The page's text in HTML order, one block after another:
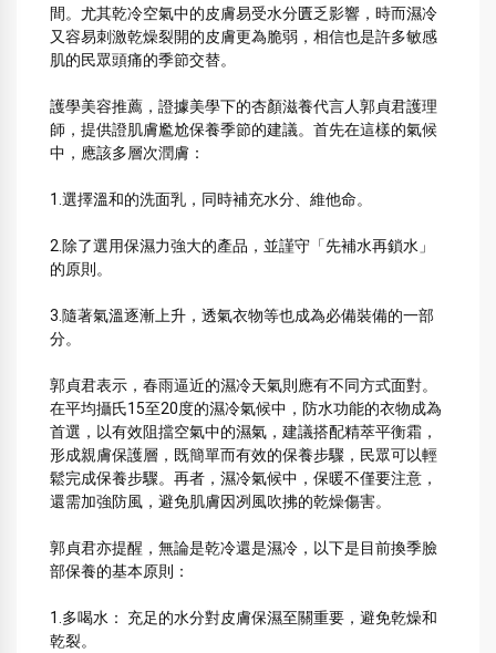
間。尤其乾冷空氣中的皮膚易受水分匱乏影響，時而濕冷
又容易刺激乾燥裂開的皮膚更為脆弱，相信也是許多敏感
肌的民眾頭痛的季節交替。
護學美容推薦，證據美學下的杏顏滋養代言人郭貞君護理
師，提供證肌膚尷尬保養季節的建議。首先在這樣的氣候
中，應該多層次潤膚：
1.選擇溫和的洗面乳，同時補充水分、維他命。
2.除了選用保濕力強大的產品，並謹守「先補水再鎖水」
的原則。
3.隨著氣溫逐漸上升，透氣衣物等也成為必備裝備的一部
分。
郭貞君表示，春雨逼近的濕冷天氣則應有不同方式面對。
在平均攝氏15至20度的濕冷氣候中，防水功能的衣物成為
首選，以有效阻擋空氣中的濕氣，建議搭配精萃平衡霜，
形成親膚保護層，既簡單而有效的保養步驟，民眾可以輕
鬆完成保養步驟。再者，濕冷氣候中，保暖不僅要注意，
還需加強防風，避免肌膚因冽風吹拂的乾燥傷害。
郭貞君亦提醒，無論是乾冷還是濕冷，以下是目前換季臉
部保養的基本原則：
1.多喝水： 充足的水分對皮膚保濕至關重要，避免乾燥和
乾裂。